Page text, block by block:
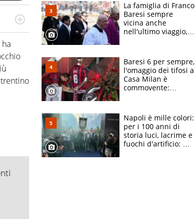
trentino
La famiglia di Franco
Baresi sempre
vicina anche
nell'ultimo viaggio,
circondati
dall'affetto dei tifosi
Baresi 6 per sempre,
l'omaggio dei tifosi a
Casa Milan è
commovente:
bigliettini
Napoli è mille colori:
per i 100 anni di
storia luci, lacrime e
fuochi d'artificio: De